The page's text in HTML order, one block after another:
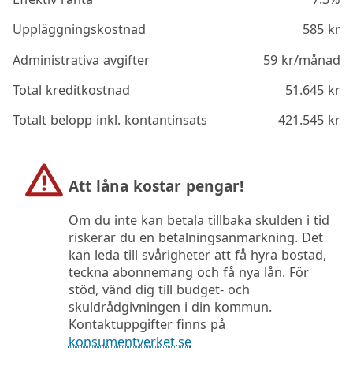
Uppläggningskostnad
585kr
Administrativa avgifter
59kr/månad
Total kreditkostnad
51.645kr
Totalt belopp inkl. kontantinsats
421.545kr
Att låna kostar pengar!
Om du inte kan betala tillbaka skulden i tid
riskerar du en betalningsanmärkning. Det
kan leda till svårigheter att få hyra bostad,
teckna abonnemang och få nya lån. För
stöd, vänd dig till budget- och
skuldrådgivningen i din kommun.
Kontaktuppgifter finns på
konsumentverket.se